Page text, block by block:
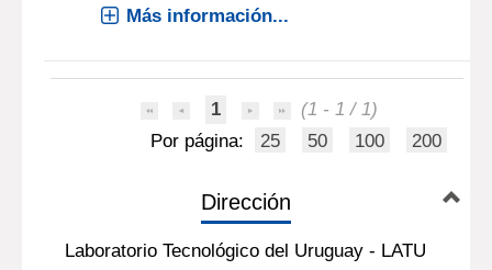
Más información...
1
(1 - 1 / 1)
Por página:
25 50 100 200
Dirección
Laboratorio Tecnológico del Uruguay - LATU